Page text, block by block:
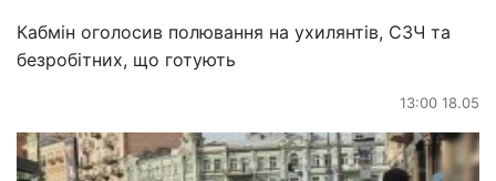
Кабмін оголосив полювання на ухилянтів, СЗЧ та
безробітних, що готують
13:00 18.05